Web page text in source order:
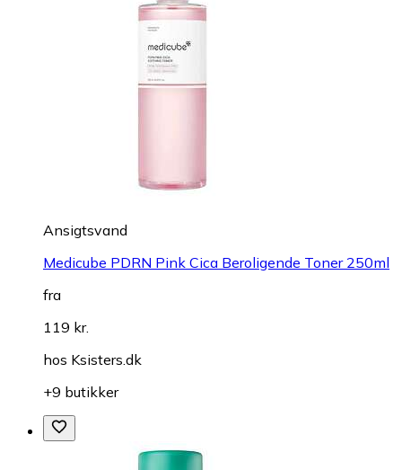
Ansigtsvand
Medicube PDRN Pink Cica Beroligende Toner 250ml
fra
119 kr.
hos Ksisters.dk
+9 butikker